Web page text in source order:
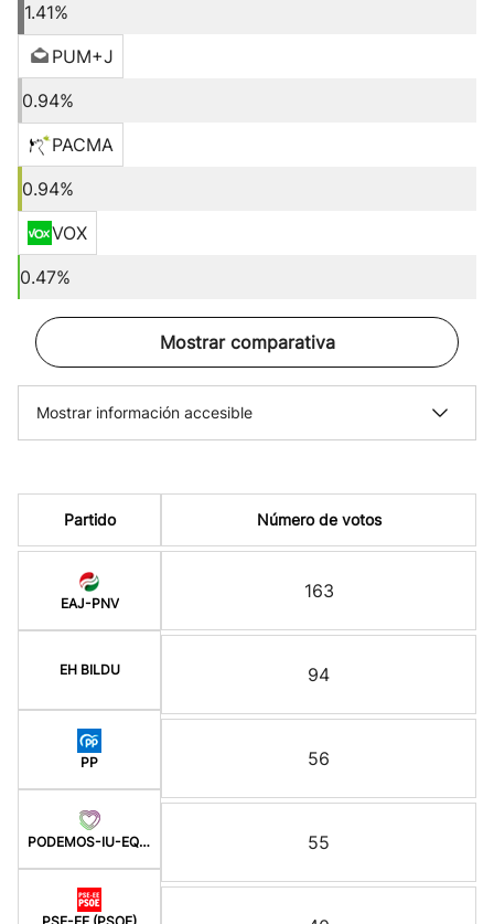
1.41%
PUM+J
0.94%
PACMA
0.94%
VOX
0.47%
Mostrar comparativa
Mostrar información accesible
Partido
EAJ-PNV
EH BILDU
PP
PODEMOS-IU-EQUO BERD
PSE-EE (PSOE)
Número de votos
163
94
56
55